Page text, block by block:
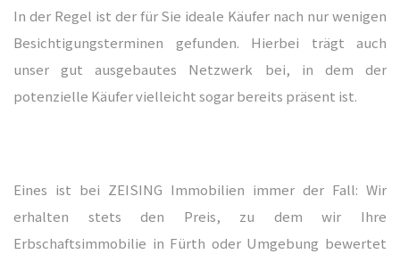
In der Regel ist der für Sie ideale Käufer nach nur wenigen
Besichtigungsterminen gefunden. Hierbei trägt auch
unser gut ausgebautes Netzwerk bei, in dem der
potenzielle Käufer vielleicht sogar bereits präsent ist.
Eines ist bei ZEISING Immobilien immer der Fall: Wir
erhalten stets den Preis, zu dem wir Ihre
Erbschaftsimmobilie in Fürth oder Umgebung bewertet